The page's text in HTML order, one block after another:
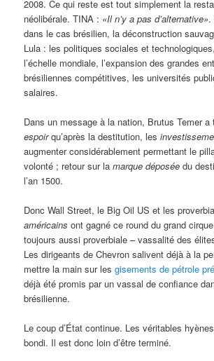
2008. Ce qui reste est tout simplement la
néolibérale. TINA : «Il n’y a pas d’alternative».
dans le cas brésilien, la déconstruction
Lula : les politiques sociales et
l’échelle mondiale, l’expansion des grandes
brésiliennes compétitives, les universités
salaires.
Dans un message à la nation, Brutus Temer
espoirqu’après la destitution, les
augmenter considérablement permettant le
volonté ; retour sur lamarque déposée du
l’an 1500.
Donc Wall Street, le Big Oil US et les
américains ont gagné ce round du grand
toujours aussi proverbiale – vassalité des
Les dirigeants de Chevron salivent déjà à la
mettre la main sur lesgisements de pétrole
déjà été promis par un vassal de confiance
brésilienne.
Le coup d’État continue. Les véritables
bondi. Il est donc loin d’être terminé.